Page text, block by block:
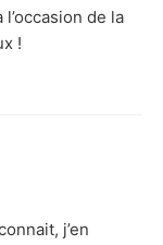
de la
!
j’en